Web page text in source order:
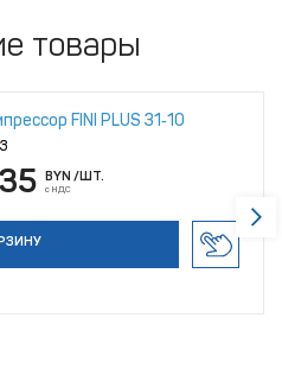
товары
FINI PLUS 31‑10
BYN /ШТ.
с НДС